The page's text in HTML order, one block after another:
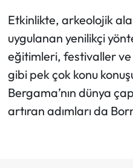
Etkinlikte, arkeolojik
uygulanan yenilikçi
eğitimleri, festivaller ve
gibi pek çok konu
Bergama’nın dünya
artıran adımları da